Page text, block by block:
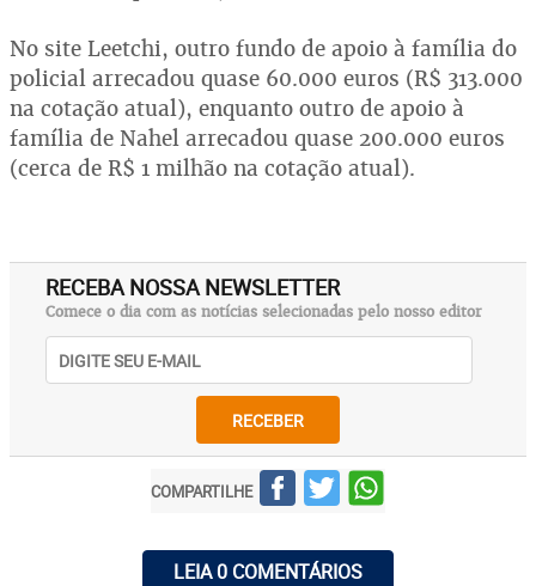
No site Leetchi, outro fundo de apoio à família do
policial arrecadou quase 60.000 euros (R$ 313.000
na cotação atual), enquanto outro de apoio à
família de Nahel arrecadou quase 200.000 euros
(cerca de R$ 1 milhão na cotação atual).
RECEBA NOSSA NEWSLETTER
Comece o dia com as notícias selecionadas pelo nosso editor
RECEBER
COMPARTILHE
LEIA 0 COMENTÁRIOS